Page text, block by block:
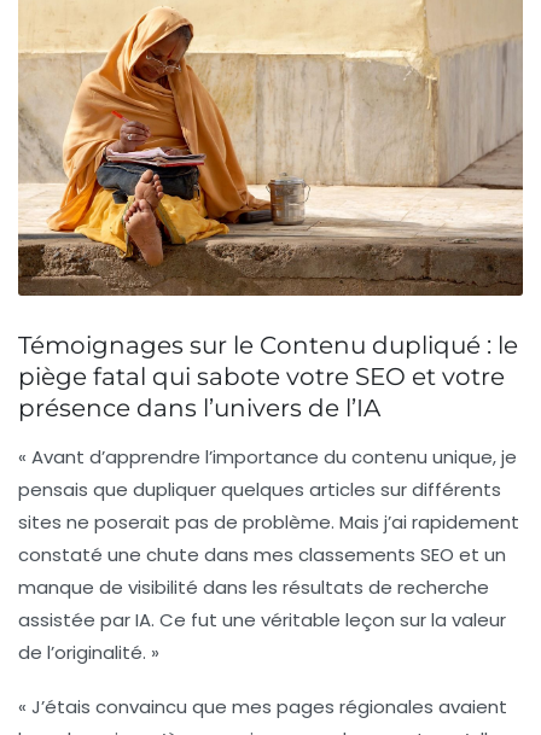
Témoignages sur le Contenu dupliqué : le
piège fatal qui sabote votre SEO et votre
présence dans l’univers de l’IA
« Avant d’apprendre l’importance du contenu unique, je
pensais que dupliquer quelques articles sur différents
sites ne poserait pas de problème. Mais j’ai rapidement
constaté une chute dans mes classements SEO et un
manque de visibilité dans les résultats de recherche
assistée par IA. Ce fut une véritable leçon sur la valeur
de l’originalité. »
« J’étais convaincu que mes pages régionales avaient